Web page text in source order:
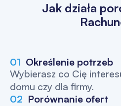
Jak działa
01 Określenie potrzeb
Wybierasz co Cię
domu czy dla firmy.
02 Porównanie ofert